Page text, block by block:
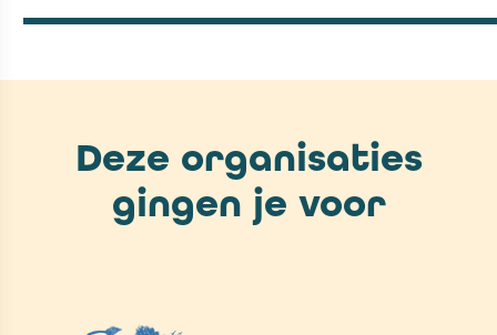
Deze organisaties
gingen je voor